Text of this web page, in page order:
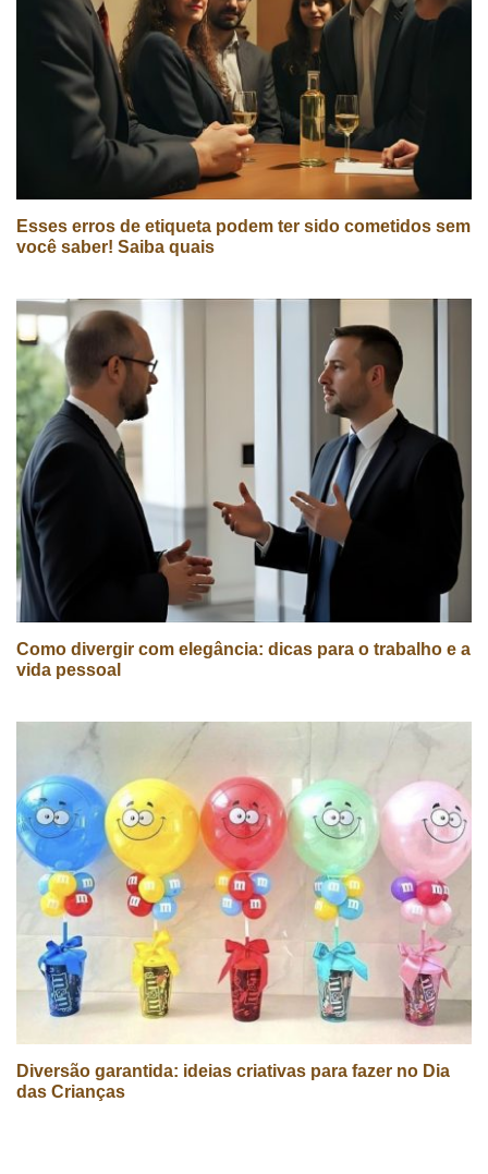
Esses erros de etiqueta podem ter sido cometidos sem
você saber! Saiba quais
Como divergir com elegância: dicas para o trabalho e a
vida pessoal
Diversão garantida: ideias criativas para fazer no Dia
das Crianças